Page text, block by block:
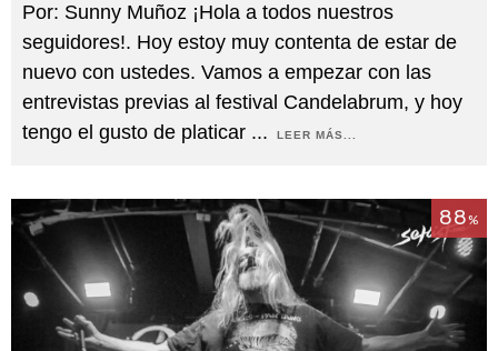
Por: Sunny Muñoz ¡Hola a todos nuestros
seguidores!. Hoy estoy muy contenta de estar de
nuevo con ustedes. Vamos a empezar con las
entrevistas previas al festival Candelabrum, y hoy
tengo el gusto de platicar ... LEER MÁS...
88%